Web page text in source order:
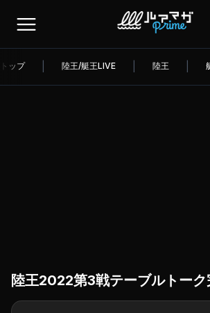
トップ 陸王/艇王LIVE 陸王
陸王2022第3戦テーブルトーク